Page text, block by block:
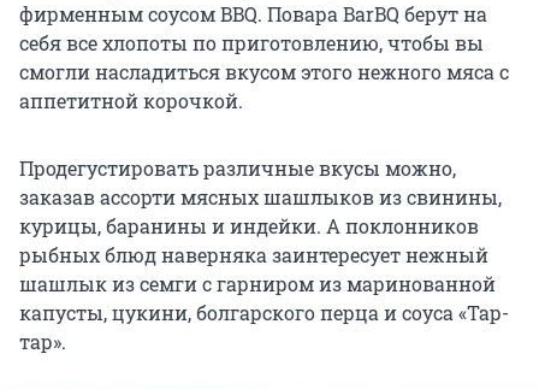
фирменным соусом BBQ. Повара BarBQ берут на
себя все хлопоты по приготовлению, чтобы вы
смогли насладиться вкусом этого нежного мяса с
аппетитной корочкой.
Продегустировать различные вкусы можно,
заказав ассорти мясных шашлыков из свинины,
курицы, баранины и индейки. А поклонников
рыбных блюд наверняка заинтересует нежный
шашлык из семги с гарниром из маринованной
капусты, цукини, болгарского перца и соуса «Тар-
тар».